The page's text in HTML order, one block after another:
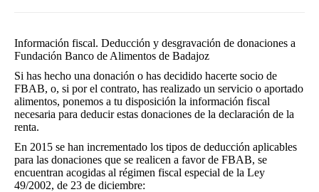
Información fiscal. Deducción y desgravación de donaciones a
Fundación Banco de Alimentos de Badajoz
Si has hecho una donación o has decidido hacerte socio de
FBAB, o, si por el contrato, has realizado un servicio o aportado
alimentos, ponemos a tu disposición la información fiscal
necesaria para deducir estas donaciones de la declaración de la
renta.
En 2015 se han incrementado los tipos de deducción aplicables
para las donaciones que se realicen a favor de FBAB, se
encuentran acogidas al régimen fiscal especial de la Ley
49/2002, de 23 de diciembre: